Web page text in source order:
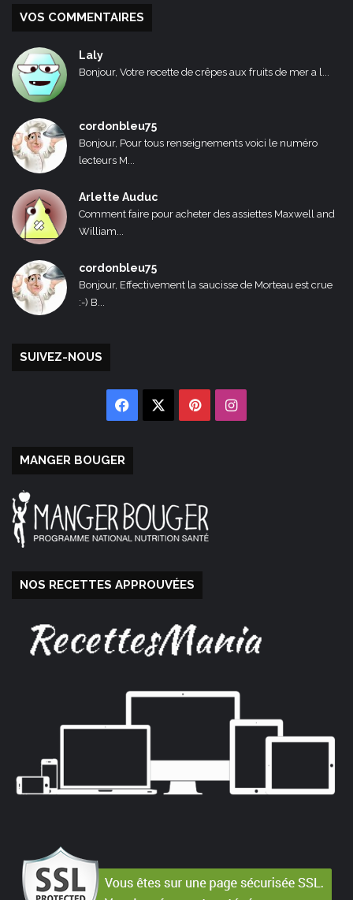
VOS COMMENTAIRES
Laly
Bonjour, Votre recette de crêpes aux fruits de mer a l...
cordonbleu75
Bonjour, Pour tous renseignements voici le numéro
lecteurs M...
Arlette Auduc
Comment faire pour acheter des assiettes Maxwell and
William...
cordonbleu75
Bonjour, Effectivement la saucisse de Morteau est crue
:-) B...
SUIVEZ-NOUS
Facebook PinterestInstagram
MANGER BOUGER
NOS RECETTES APPROUVÉES